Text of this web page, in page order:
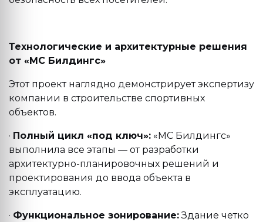
Технологические и архитектурные решения
от «МС Билдингс»
Этот проект наглядно демонстрирует экспертизу
компании в строительстве спортивных
объектов.
· Полный цикл «под ключ»: «МС Билдингс»
выполнила все этапы — от разработки
архитектурно-планировочных решений и
проектирования до ввода объекта в
эксплуатацию.
· Функциональное зонирование:Здание четко